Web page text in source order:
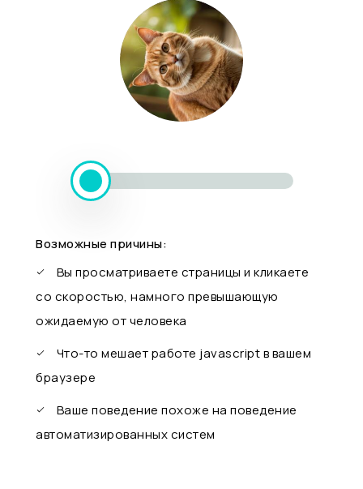
Возможные причины:
Вы просматриваете страницы и кликаете
со скоростью, намного превышающую
ожидаемую от человека
Что-то мешает работе javascript в вашем
браузере
Ваше поведение похоже на поведение
автоматизированных систем